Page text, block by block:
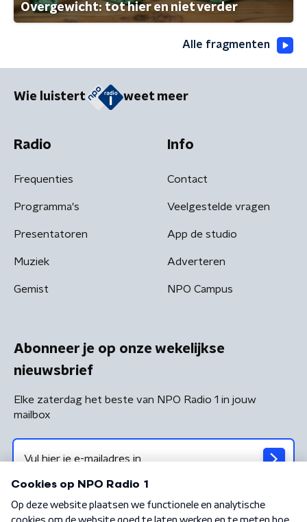
Overgewicht: tot hier en niet verder
Alle fragmenten
Wie luistert weet meer
Radio
Frequenties
Programma's
Presentatoren
Muziek
Gemist
Info
Contact
Veelgestelde vragen
App de studio
Adverteren
NPO Campus
Abonneer je op onze wekelijkse
nieuwsbrief
Elke zaterdag het beste van NPO Radio 1 in jouw
mailbox